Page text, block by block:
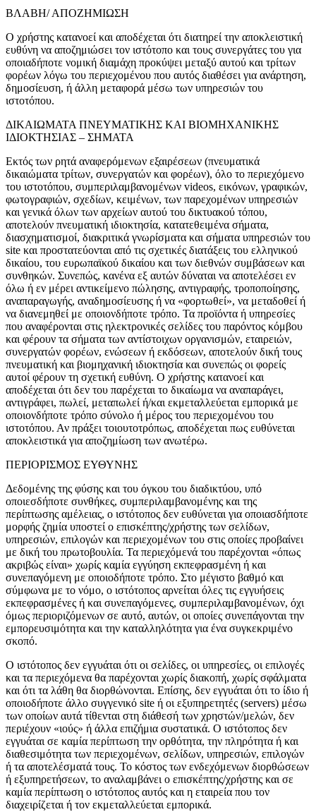
Σκάλες – Ράφια
Γεννήτριες & Κινητήρες
Αντλίες & Πιεστικά
ΒΛΑΒΗ/ ΑΠΟΖΗΜΙΩΣΗ
Ο χρήστης κατανοεί και αποδέχεται ότι διατηρεί την αποκλειστική
ευθύνη να αποζημιώσει τον ιστότοπο και τους συνεργάτες του για
οποιαδήποτε νομική διαμάχη προκύψει μεταξύ αυτού και τρίτων
φορέων λόγω του περιεχομένου που αυτός διαθέσει για ανάρτηση,
δημοσίευση, ή άλλη μεταφορά μέσω των υπηρεσιών του
ιστοτόπου.
ΔΙΚΑΙΩΜΑΤΑ ΠΝΕΥΜΑΤΙΚΗΣ ΚΑΙ ΒΙΟΜΗΧΑΝΙΚΗΣ
ΙΔΙΟΚΤΗΣΙΑΣ – ΣΗΜΑΤΑ
Εκτός των ρητά αναφερόμενων εξαιρέσεων (πνευματικά
δικαιώματα τρίτων, συνεργατών και φορέων), όλο το περιεχόμενο
του ιστοτόπου, συμπεριλαμβανομένων videos, εικόνων, γραφικών,
φωτογραφιών, σχεδίων, κειμένων, των παρεχομένων υπηρεσιών
και γενικά όλων των αρχείων αυτού του δικτυακού τόπου,
αποτελούν πνευματική ιδιοκτησία, κατατεθειμένα σήματα,
διασχηματισμοί, διακριτικά γνωρίσματα και σήματα υπηρεσιών του
site και προστατεύονται από τις σχετικές διατάξεις του ελληνικού
δικαίου, του ευρωπαϊκού δικαίου και των διεθνών συμβάσεων και
συνθηκών. Συνεπώς, κανένα εξ αυτών δύναται να αποτελέσει εν
όλω ή εν μέρει αντικείμενο πώλησης, αντιγραφής, τροποποίησης,
αναπαραγωγής, αναδημοσίευσης ή να «φορτωθεί», να μεταδοθεί ή
να διανεμηθεί με οποιονδήποτε τρόπο. Τα προϊόντα ή υπηρεσίες
που αναφέρονται στις ηλεκτρονικές σελίδες του παρόντος κόμβου
και φέρουν τα σήματα των αντίστοιχων οργανισμών, εταιρειών,
συνεργατών φορέων, ενώσεων ή εκδόσεων, αποτελούν δική τους
πνευματική και βιομηχανική ιδιοκτησία και συνεπώς οι φορείς
αυτοί φέρουν τη σχετική ευθύνη. Ο χρήστης κατανοεί και
αποδέχεται ότι δεν του παρέχεται το δικαίωμα να αναπαράγει,
αντιγράφει, πωλεί, μεταπωλεί ή/και εκμεταλλεύεται εμπορικά με
οποιονδήποτε τρόπο σύνολο ή μέρος του περιεχομένου του
ιστοτόπου. Αν πράξει τοιουτοτρόπως, αποδέχεται πως ευθύνεται
αποκλειστικά για αποζημίωση των ανωτέρω.
ΠΕΡΙΟΡΙΣΜΟΣ ΕΥΘΥΝΗΣ
Δεδομένης της φύσης και του όγκου του διαδικτύου, υπό
οποιεσδήποτε συνθήκες, συμπεριλαμβανομένης και της
περίπτωσης αμέλειας, ο ιστότοπος δεν ευθύνεται για οποιασδήποτε
μορφής ζημία υποστεί ο επισκέπτης/χρήστης των σελίδων,
υπηρεσιών, επιλογών και περιεχομένων του στις οποίες προβαίνει
με δική του πρωτοβουλία. Τα περιεχόμενά του παρέχονται «όπως
ακριβώς είναι» χωρίς καμία εγγύηση εκπεφρασμένη ή και
συνεπαγόμενη με οποιοδήποτε τρόπο. Στο μέγιστο βαθμό και
σύμφωνα με το νόμο, ο ιστότοπος αρνείται όλες τις εγγυήσεις
εκπεφρασμένες ή και συνεπαγόμενες, συμπεριλαμβανομένων, όχι
όμως περιοριζόμενων σε αυτό, αυτών, οι οποίες συνεπάγονται την
εμπορευσιμότητα και την καταλληλότητα για ένα συγκεκριμένο
σκοπό.
Ο ιστότοπος δεν εγγυάται ότι οι σελίδες, οι υπηρεσίες, οι επιλογές
και τα περιεχόμενα θα παρέχονται χωρίς διακοπή, χωρίς σφάλματα
και ότι τα λάθη θα διορθώνονται. Επίσης, δεν εγγυάται ότι το ίδιο ή
οποιοδήποτε άλλο συγγενικό site ή οι εξυπηρετητές (servers) μέσω
των οποίων αυτά τίθενται στη διάθεσή των χρηστών/μελών, δεν
περιέχουν «ιούς» ή άλλα επιζήμια συστατικά. Ο ιστότοπος δεν
εγγυάται σε καμία περίπτωση την ορθότητα, την πληρότητα ή και
διαθεσιμότητα των περιεχομένων, σελίδων, υπηρεσιών, επιλογών
ή τα αποτελέσματά τους. Το κόστος των ενδεχόμενων διορθώσεων
ή εξυπηρετήσεων, το αναλαμβάνει ο επισκέπτης/χρήστης και σε
καμία περίπτωση ο ιστότοπος αυτός και η εταιρεία που τον
διαχειρίζεται ή τον εκμεταλλεύεται εμπορικά.